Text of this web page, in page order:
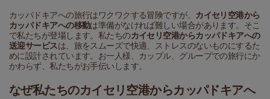
カッパドキアへの旅行はワクワクする冒険ですが、
カイセリ空港から
カッパドキアへの移動は準備がなければ難しい場合があります。そこ
で私たちが登場します。私たちのカイセリ空港からカッパドキアへの
送迎サービスは、旅をスムーズで快適、ストレスのないものにするた
めに設計されています。お一人様、カップル、グループでの旅行にか
かわらず、私たちがお手伝いします。
なぜ私たちのカイセリ空港からカッパドキアへ